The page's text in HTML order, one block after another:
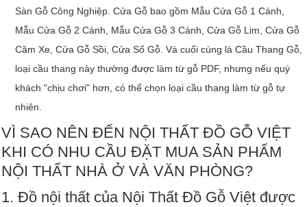
Sàn Gỗ Công Nghiệp. Cửa Gỗ bao gồm Mẫu Cửa Gỗ 1 Cánh,
Mẫu Cửa Gỗ 2 Cánh, Mẫu Cửa Gỗ 3 Cánh, Cửa Gỗ Lim, Cửa Gỗ
Căm Xe, Cửa Gỗ Sồi, Cửa Sổ Gỗ. Và cuối cùng là Cầu Thang Gỗ,
loại cầu thang này thường được làm từ gỗ PDF, nhưng nếu quý
khách "chịu chơi" hơn, có thể chọn loại cầu thang làm từ gỗ tự
nhiên.
VÌ SAO NÊN ĐẾN NỘI THẤT ĐỒ GỖ VIỆT
KHI CÓ NHU CẦU ĐẶT MUA SẢN PHẨM
NỘI THẤT NHÀ Ở VÀ VĂN PHÒNG?
1. Đồ nội thất của Nội Thất Đồ Gỗ Việt được